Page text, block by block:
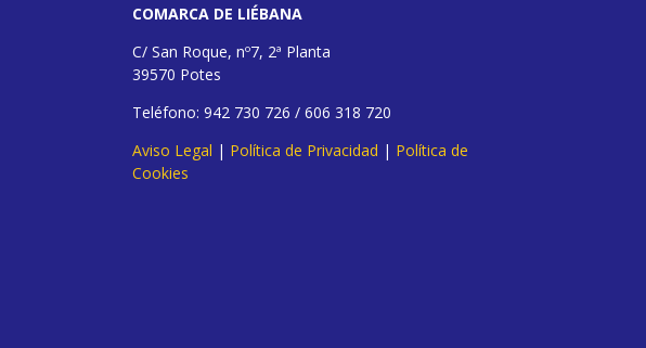
COMARCA DE LIÉBANA
C/ San Roque, nº7, 2ª Planta
39570 Potes
Teléfono: 942 730 726 / 606 318 720
Aviso Legal | Política de Privacidad | Política de
Cookies